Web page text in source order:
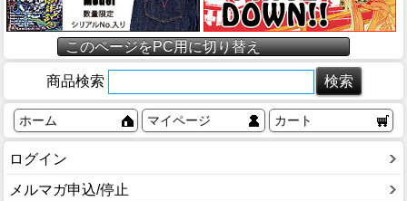
このページをPC用に切り替え
商品検索
ホーム マイページ カート
ログイン
メルマガ申込/停止